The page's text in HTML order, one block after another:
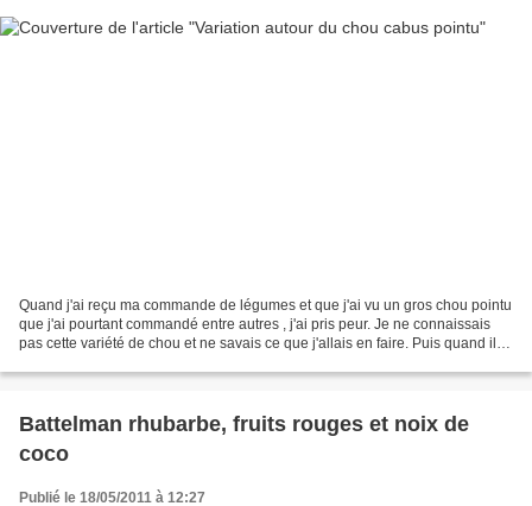
Quand j'ai reçu ma commande de légumes et que j'ai vu un gros chou pointu
que j'ai pourtant commandé entre autres , j'ai pris peur. Je ne connaissais
pas cette variété de chou et ne savais ce que j'allais en faire. Puis quand il
Battelman rhubarbe, fruits rouges et noix de
coco
Publié le 18/05/2011 à 12:27